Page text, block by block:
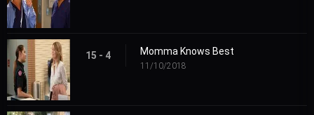
15 - 4 Momma Knows Best
11/10/2018